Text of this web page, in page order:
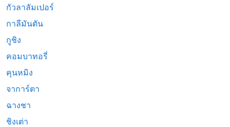
กัวลาลัมเปอร์
กาลีมันตัน
กูชิง
คอมบาทอรี่
คุนหมิง
จาการ์ตา
ฉางชา
ชิงเต่า